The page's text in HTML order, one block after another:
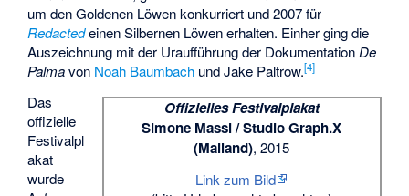
um den Goldenen Löwen konkurriert und 2007 für
Redactedeinen Silbernen Löwen erhalten. Einher ging die
Auszeichnung mit der Uraufführung der DokumentationDe
Palmavon Noah Baumbach undJake Paltrow.[4]
Offizielles Festivalplakat
Simone Massi / Studio Graph.X
(Mailand), 2015
Link zum Bild
Das
offizielle
Festivalpl
akat
wurde